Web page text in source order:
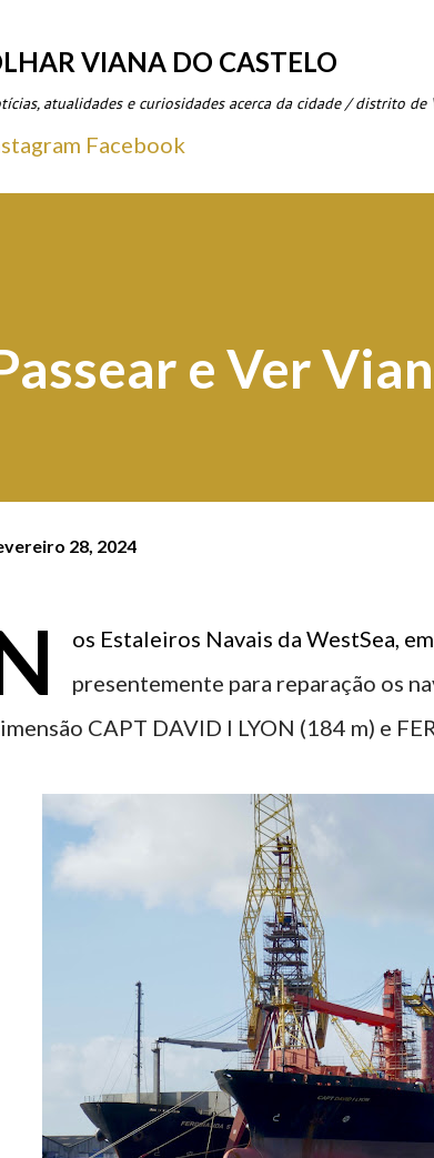
VIANA DO CASTELO
atualidades e curiosidades acerca da cidade / distrito de
Facebook
e Ver
28, 2024
os Estaleiros Navais da WestSea,
presentemente para reparação os
CAPT DAVID I LYON (184 m) e